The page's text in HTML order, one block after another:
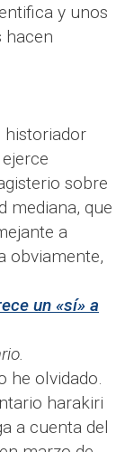
y unos
hacen
historiador
sobre
mediana, que
a
obviamente,
un «sí» a
he olvidado.
harakiri
a cuenta del